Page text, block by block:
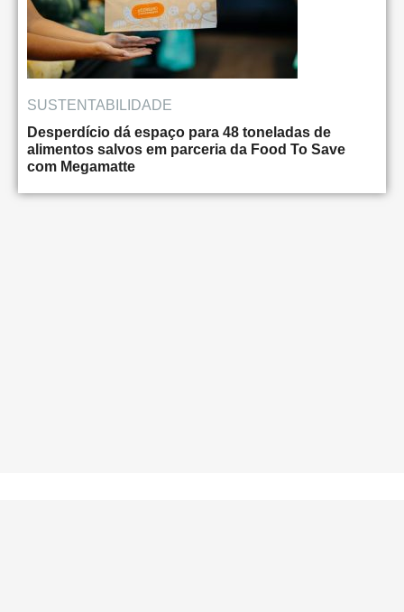
SUSTENTABILIDADE
Desperdício dá espaço para 48 toneladas de
alimentos salvos em parceria da Food To Save
com Megamatte